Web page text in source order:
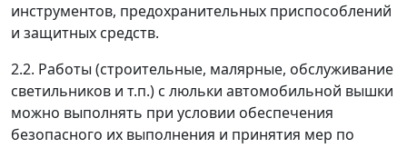
инструментов, предохранительных приспособлений
и защитных средств.
2.2. Работы (строительные, малярные, обслуживание
светильников и т.п.) с люльки автомобильной вышки
можно выполнять при условии обеспечения
безопасного их выполнения и принятия мер по